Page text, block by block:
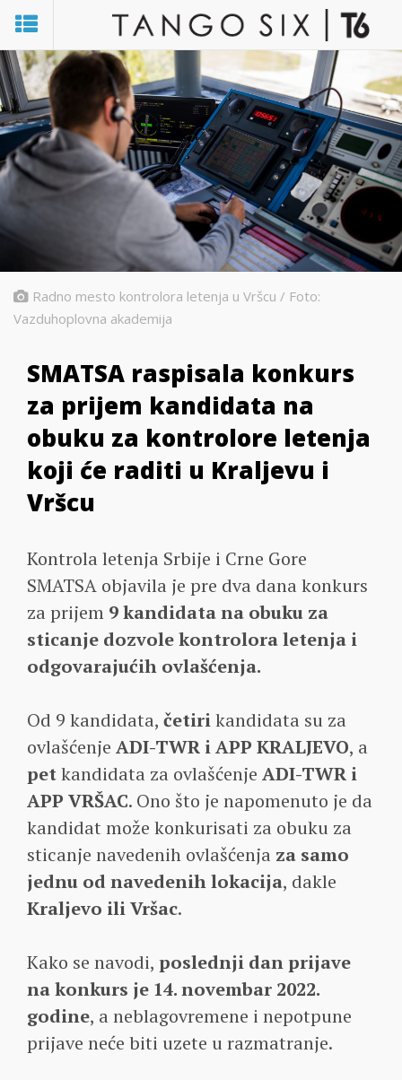
Radno mesto kontrolora letenja u Vršcu / Foto:
Vazduhoplovna akademija
SMATSA raspisala konkurs
za prijem kandidata na
obuku za kontrolore letenja
koji će raditi u Kraljevu i
Vršcu
Kontrola letenja Srbije i Crne Gore
SMATSA objavila je pre dva dana konkurs
za prijem 9 kandidata na obuku za
sticanje dozvole kontrolora letenja i
odgovarajućih ovlašćenja.
Od 9 kandidata, četirikandidata su za
ovlašćenje ADI-TWR i APP KRALJEVO, a
petkandidata za ovlašćenje ADI-TWR i
APP VRŠAC. Ono što je napomenuto je da
kandidat može konkurisati za obuku za
sticanje navedenih ovlašćenja za samo
jednu od navedenih lokacija, dakle
Kraljevo ili Vršac.
Kako se navodi, poslednji dan prijave
na konkurs je 14. novembar 2022.
godine, a neblagovremene i nepotpune
prijave neće biti uzete u razmatranje.